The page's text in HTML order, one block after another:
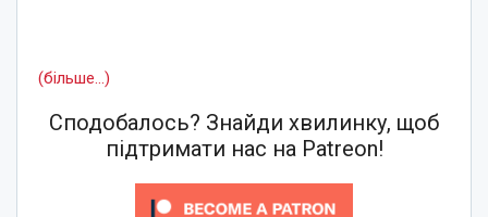
(більше…)
Сподобалось? Знайди хвилинку, щоб
підтримати нас на Patreon!